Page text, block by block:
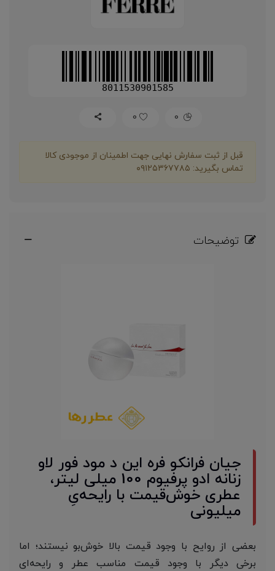
8011530901585
0
0
قبل از ثبت سفارش نهایی جهت اطمینان از موجودی کالا
تماس بگیرید: ۰۹۱۲۵۳۶۷۷۸۵
توضیحات
جیان فرانکو فره این د مود فور لاو
زنانه ادو پرفیوم 100 میلی لیتر،
عطری خوش‌قیمت با رایحه‌یِ
میلیونی
بعضی از روایح با وجود قیمت بالا خو‌ش‌بو نیستند؛ اما
برخی دیگر با وجود قیمت مناسب عطر و رایحه‌ای